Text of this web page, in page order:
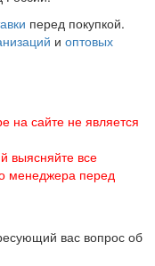
перед покупкой.
и оптовых
на сайте не является
выясняйте все
менеджера перед
вас вопрос об